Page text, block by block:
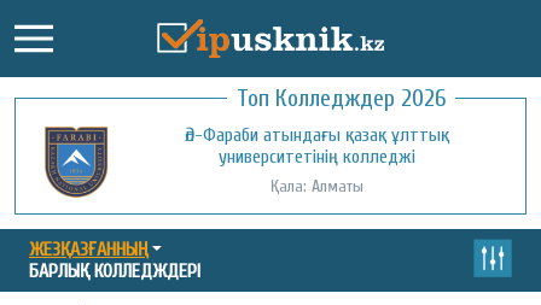
Топ Колледждер 2026
Әл-Фараби атындағы қазақ ұлттық
университетінің колледжі
Қала: Алматы
ЖЕЗҚАЗҒАННЫҢ
БАРЛЫҚ КОЛЛЕДЖДЕРІ